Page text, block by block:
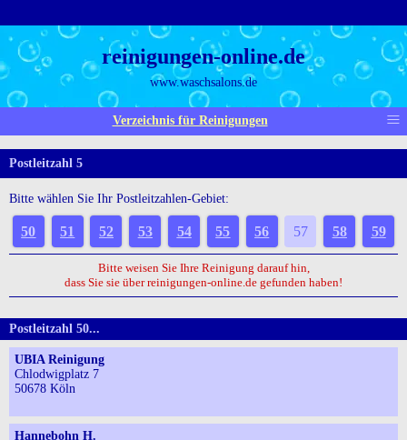
reinigungen-online.de
www.waschsalons.de
Verzeichnis für Reinigungen ≡
Postleitzahl 5
Bitte wählen Sie Ihr Postleitzahlen-Gebiet:
50 51 52 53 54 55 56 57 58 59
Bitte weisen Sie Ihre Reinigung darauf hin,
dass Sie sie über reinigungen-online.de gefunden haben!
Postleitzahl 50...
UBIA Reinigung
Chlodwigplatz 7
50678 Köln
Hannebohn H.